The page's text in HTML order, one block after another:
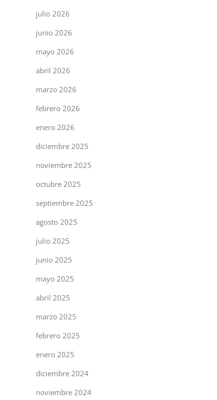
julio 2026
junio 2026
mayo 2026
abril 2026
marzo 2026
febrero 2026
enero 2026
diciembre 2025
noviembre 2025
octubre 2025
septiembre 2025
agosto 2025
julio 2025
junio 2025
mayo 2025
abril 2025
marzo 2025
febrero 2025
enero 2025
diciembre 2024
noviembre 2024